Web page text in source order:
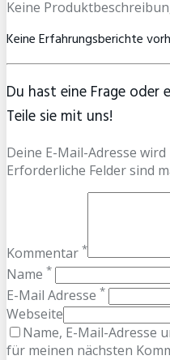
Keine
Keine Erfahrungsberichte
Du hast eine Frage oder
Teile sie mit uns!
Deine E-Mail-Adresse
Erforderliche Felder sind
Kommentar *
Name *
E-Mail Adresse *
Webseite
Name, E-Mail-Adresse
für meinen nächsten